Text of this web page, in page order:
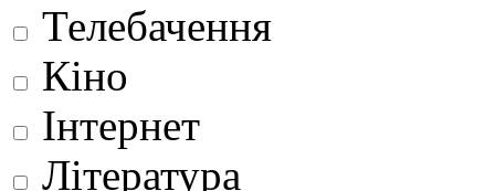
Телебачення
Кіно
Інтернет
Література